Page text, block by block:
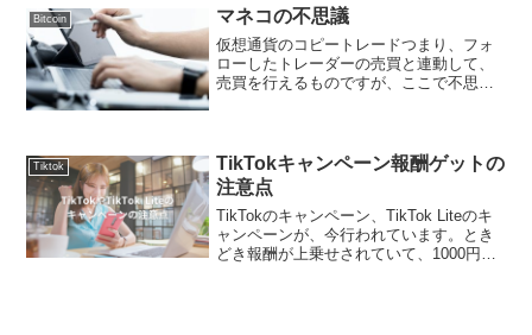
できるそう...
Bitcoin マネコの不思議
仮想通貨のコピートレードつまり、フォ
ローしたトレーダーの売買と連動して、
売買を行えるものですが、ここで不思議
ぜ、赤字になるのか。私は、...
Tiktok
TikTokキャンペーン報酬ゲットの
注意点
TikTokのキャンペーン、TikTok Liteのキ
ャンペーンが、今行われています。とき
どき報酬が上乗せされていて、1000円相